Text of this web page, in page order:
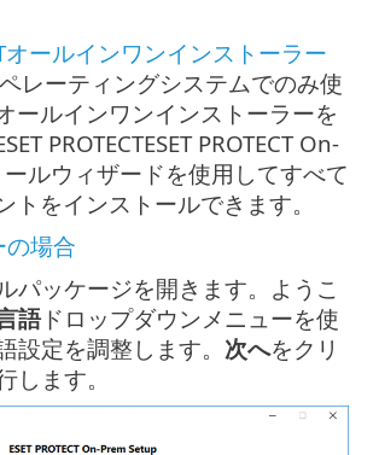
オールインワンインストーラー
レーティングシステムでのみ使
ールインワンインストーラーを
PROTECTESET PROTECT On-
ルウィザードを使用してすべて
トをインストールできます。
場合
パッケージを開きます。ようこ
語ドロップダウンメニューを使
設定を調整します。 次へをクリ
します。